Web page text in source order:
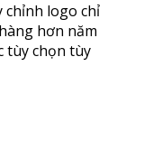
chỉnh logo chỉ
hơn năm
tùy chọn tùy